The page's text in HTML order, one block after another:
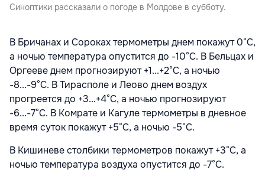
Синоптики рассказали о погоде в Молдове в субботу.
В Бричанах и Сороках термометры днем покажут 0°С,
а ночью температура опустится до -10°С. В Бельцах и
Оргееве днем прогнозируют +1...+2°С, а ночью
-8...-9°С. В Тирасполе и Леово днем воздух
прогреется до +3...+4°С, а ночью прогнозируют
-6...-7°С. В Комрате и Кагуле термометры в дневное
время суток покажут +5°С, а ночью -5°С.
В Кишиневе столбики термометров покажут +3°С, а
ночью температура воздуха опустится до -7°С.